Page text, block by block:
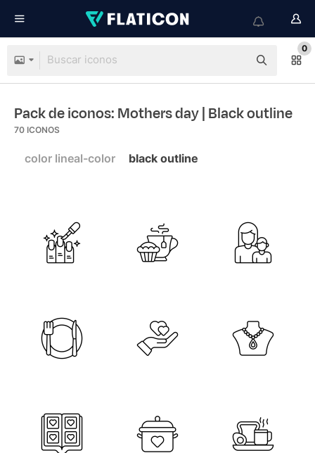
0
Pack de iconos: Mothers day| Black outline
70 ICONOS
color lineal-color black outline